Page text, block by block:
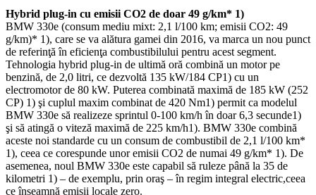
Hybrid plug-in cu emisii CO2 de doar 49 g/km* 1)
BMW 330e (consum mediu mixt: 2,1 l/100 km; emisii CO2: 49
g/km)* 1), care se va alătura gamei din 2016, va marca un nou punct
de referinţă în eficienţa combustibilului pentru acest segment.
Tehnologia hybrid plug-in de ultimă oră combină un motor pe
benzină, de 2,0 litri, ce dezvoltă 135 kW/184 CP1) cu un
electromotor de 80 kW. Puterea combinată maximă de 185 kW (252
CP) 1) şi cuplul maxim combinat de 420 Nm1) permit ca modelul
BMW 330e să realizeze sprintul 0-100 km/h în doar 6,3 secunde1)
şi să atingă o viteză maximă de 225 km/h1). BMW 330e combină
aceste noi standarde cu un consum de combustibil de 2,1 l/100 km*
1), ceea ce corespunde unor emisii CO2 de numai 49 g/km* 1). De
asemenea, noul BMW 330e este capabil să ruleze până la 35 de
kilometri 1) – de exemplu, prin oraş – în regim integral electric,ceea
ce înseamnă emisii locale zero.